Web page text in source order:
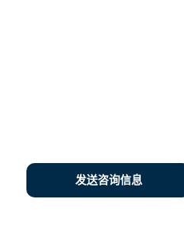
发送咨询信息